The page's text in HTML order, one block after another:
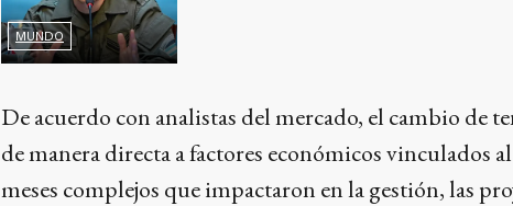
MUNDO
De acuerdo con analistas del mercado, el cambio de
de manera directa a factores económicos vinculados
meses complejos que impactaron en la gestión, las